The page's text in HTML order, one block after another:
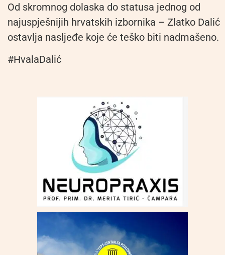
Od skromnog dolaska do statusa jednog od
najuspješnijih hrvatskih izbornika – Zlatko Dalić
ostavlja nasljeđe koje će teško biti nadmašeno.
#HvalaDalić